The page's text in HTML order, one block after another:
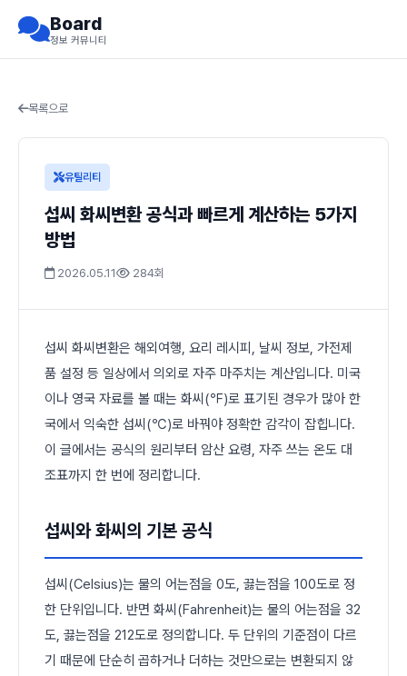
Board
정보 커뮤니티
목록으로
유틸리티
섭씨 화씨변환 공식과 빠르게 계산하는 5가지
방법
2026.05.11 284회
섭씨 화씨변환은 해외여행, 요리 레시피, 날씨 정보, 가전제
품 설정 등 일상에서 의외로 자주 마주치는 계산입니다. 미국
이나 영국 자료를 볼 때는 화씨(℉)로 표기된 경우가 많아 한
국에서 익숙한 섭씨(℃)로 바꿔야 정확한 감각이 잡힙니다.
이 글에서는 공식의 원리부터 암산 요령, 자주 쓰는 온도 대
조표까지 한 번에 정리합니다.
섭씨와 화씨의 기본 공식
섭씨(Celsius)는 물의 어는점을 0도, 끓는점을 100도로 정
한 단위입니다. 반면 화씨(Fahrenheit)는 물의 어는점을 32
도, 끓는점을 212도로 정의합니다. 두 단위의 기준점이 다르
기 때문에 단순히 곱하거나 더하는 것만으로는 변환되지 않